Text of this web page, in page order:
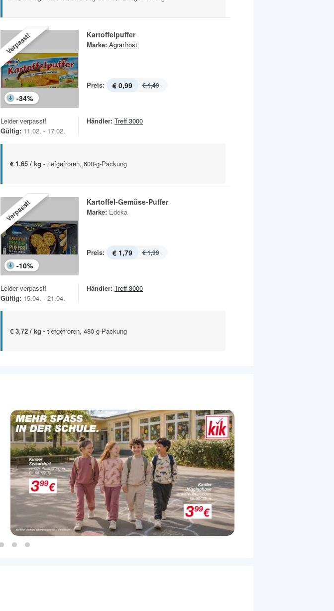
Verpasst!
-34%
Kartoffelpuffer
Marke: Agrarfrost
Preis: € 0,99 € 1,49
Leider verpasst!
Gültig: 11.02. - 17.02.
Händler: Treff 3000
€ 1,65 / kg - tiefgefroren, 600-g-Packung
Verpasst!
-10%
Kartoffel-Gemüse-Puffer
Marke: Edeka
Preis: € 1,79 € 1,99
Leider verpasst!
Gültig: 15.04. - 21.04.
Händler: Treff 3000
€ 3,72 / kg - tiefgefroren, 480-g-Packung